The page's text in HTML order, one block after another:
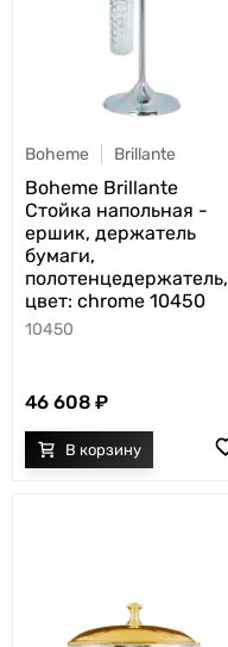
Boheme Brillante
Boheme Brillante
Стойка напольная -
ершик, держатель
бумаги,
полотенцедержатель,
цвет: chrome 10450
10450
46 608